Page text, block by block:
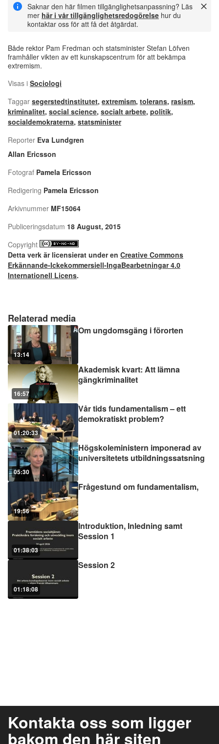
Relaterad media
13:14
Om ungdomsgäng i förorten
16:57
Akademisk kvart: Att lämna
gängkriminalitet
01:20:33
Vår tids fundamentalism – ett
demokratiskt problem?
05:30
Högskoleministern imponerad av
universitetets utbildningssatsning
19:56
Frågestund om fundamentalism,
01:38:03
Introduktion, Inledning samt
Session 1
01:18:08
Session 2
Saknar den här filmen tillgänglighetsanpassning? Läs
mer här i vår tillgänglighetsredogörelse hur du
kontaktar oss för att få det åtgärdat.
Både rektor Pam Fredman och statsminister Stefan Löfven
framhåller vikten av ett kunskapscentrum för att bekämpa
extremism.
Visas i Sociologi
Taggar segerstedtinstitutet, extremism, tolerans, rasism,
kriminalitet, social science, socialt arbete, politik,
socialdemokraterna, statsminister
Reporter Eva Lundgren
Allan Ericsson
Fotograf Pamela Ericsson
Redigering Pamela Ericsson
Arkivnummer MF15064
Publiceringsdatum 18 August, 2015
Copyright
Detta verk är licensierat under en Creative Commons
Erkännande-Ickekommersiell-IngaBearbetningar 4.0
Internationell Licens.
Kontakta oss som ligger
bakom den här siten